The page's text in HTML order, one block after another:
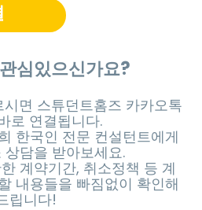
심있으신가요?
면 스튜던트홈즈 카카오톡
로 연결됩니다.
한국인 전문 컨설턴트에게
상담을 받아보세요.
계약기간, 취소정책 등 계
내용들을 빠짐없이 확인해
립니다!